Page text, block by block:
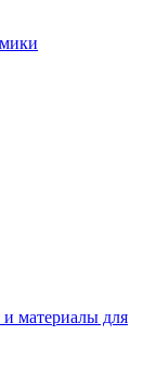
материалы для